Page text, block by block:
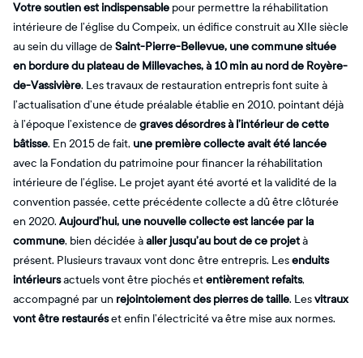
Votre soutien est indispensable pour permettre la réhabilitation
intérieure de l’église du Compeix, un édifice construit au XIIe siècle
au sein du village deSaint-Pierre-Bellevue, une commune située
en bordure du plateau de Millevaches, à 10 min au nord de Royère-
de-Vassivière. Les travaux de restauration entrepris font suite à
l’actualisation d’une étude préalable établie en 2010, pointant déjà
à l’époque l’existence degraves désordres à l’intérieur de cette
bâtisse. En 2015 de fait, une première collecte avait été lancée
avec la Fondation du patrimoine pour financer la réhabilitation
intérieure de l’église. Le projet ayant été avorté et la validité de la
convention passée, cette précédente collecte a dû être clôturée
en 2020. Aujourd’hui, une nouvelle collecte est lancée par la
commune, bien décidée àaller jusqu’au bout de ce projetà
présent. Plusieurs travaux vont donc être entrepris. Lesenduits
intérieursactuels vont être piochés etentièrement refaits,
accompagné par un rejointoiement des pierres de taille. Lesvitraux
vont être restauréset enfin l’électricité va être mise aux normes.